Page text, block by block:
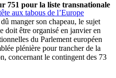
aux tabous de l’Europe
751 pour la liste transnationale
manger son chapeau, le sujet
doit être organisé en janvier en
du Parlement européen
plénière pour trancher de la
concernant le contingent des 73